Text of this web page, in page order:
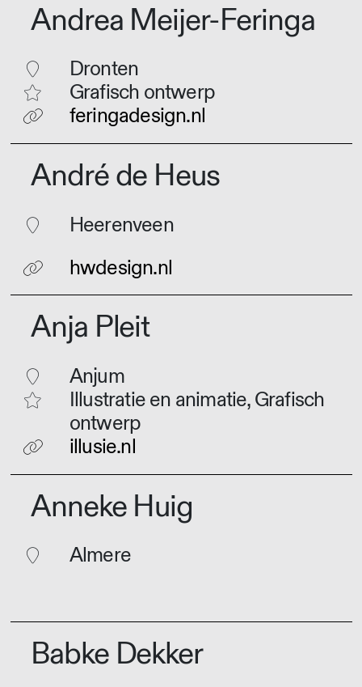
Andrea Meijer-Feringa
Dronten
Grafisch ontwerp
feringadesign.nl
André de Heus
Heerenveen
hwdesign.nl
Anja Pleit
Anjum
Illustratie en animatie, Grafisch
ontwerp
illusie.nl
Anneke Huig
Almere
Babke Dekker